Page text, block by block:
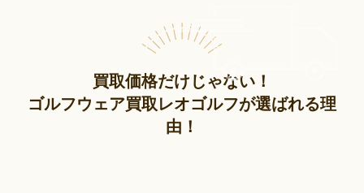
買取価格だけじゃない！
ゴルフウェア買取レオゴルフが選ばれる理
由！